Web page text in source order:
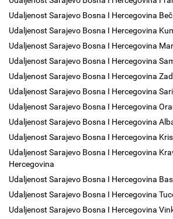
Udaljenost Sarajevo Bosna I Hercegovina Beč
Udaljenost Sarajevo Bosna I Hercegovina
Udaljenost Sarajevo Bosna I Hercegovina
Udaljenost Sarajevo Bosna I Hercegovina
Udaljenost Sarajevo Bosna I Hercegovina
Udaljenost Sarajevo Bosna I Hercegovina
Udaljenost Sarajevo Bosna I Hercegovina
Udaljenost Sarajevo Bosna I Hercegovina
Udaljenost Sarajevo Bosna I Hercegovina
Udaljenost Sarajevo Bosna I Hercegovina
Hercegovina
Udaljenost Sarajevo Bosna I Hercegovina
Udaljenost Sarajevo Bosna I Hercegovina
Udaljenost Sarajevo Bosna I Hercegovina